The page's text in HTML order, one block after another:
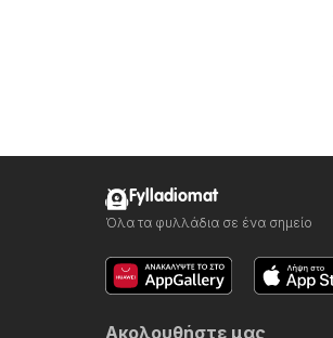
Fylladiomat
Όλα τα φυλλάδια σε ένα σημείο
Ακολουθήστε μας